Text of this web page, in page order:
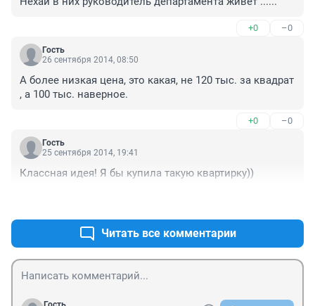
+0 –0
Гость
26 сентября 2014, 08:50
А более низкая цена, это какая, не 120 тыс. за квадрат
, а 100 тыс. наверное.
+0 –0
Гость
25 сентября 2014, 19:41
Классная идея! Я бы купила такую квартирку))
Читать все комментарии